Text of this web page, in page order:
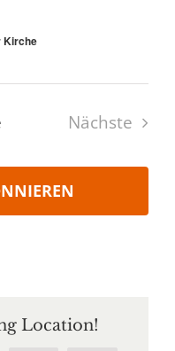
Kirche
Nächste
Location!